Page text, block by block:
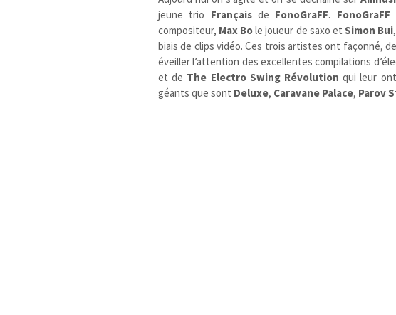
jeune trio Françaisde FonoGraFF. FonoGraFF
compositeur, Max Bole joueur de saxo et Simon Bui
biais de clips vidéo. Ces trois artistes ont façonné,
éveiller l’attention des excellentes compilations
et de The Electro Swing Révolution qui leur
géants que sont Deluxe, Caravane Palace, Parov